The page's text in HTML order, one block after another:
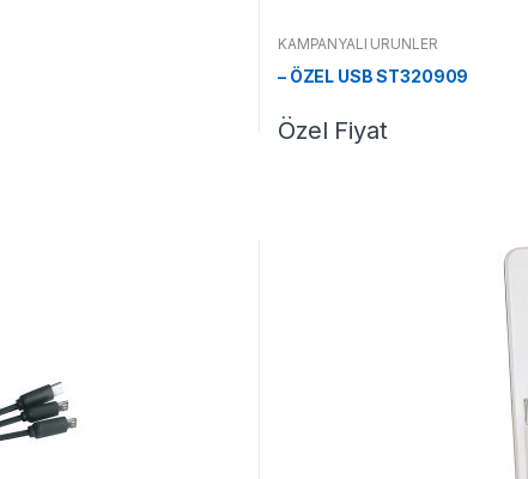
KAMPANYALI ÜRÜNLER
– ÖZEL USB ST320909
Özel Fiyat